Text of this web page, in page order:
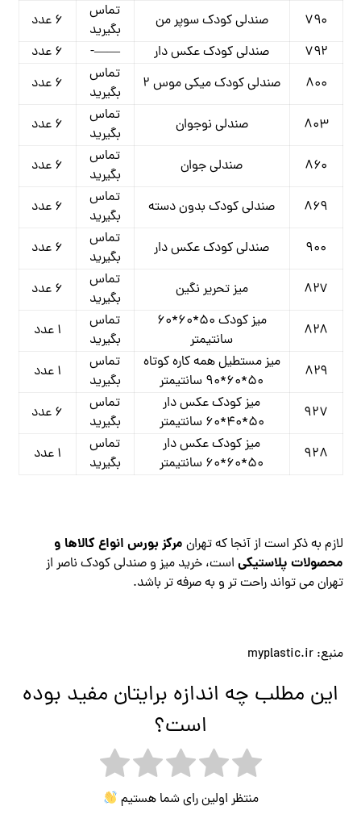
۷۹۰ صندلی کودک سوپر من
تماس
بگیرید
۶ عدد
۷۹۲
صندلی کودک عکس دار ——-
۶ عدد
۸۰۰
صندلی کودک میکی موس ۲
تماس
بگیرید
۶ عدد
۸۰۳ صندلی نوجوان
تماس
بگیرید
۶ عدد
۸۶۰ صندلی جوان
تماس
بگیرید
۶ عدد
۸۶۹ صندلی کودک بدون دسته
تماس
بگیرید
۶ عدد
۹۰۰ صندلی کودک عکس دار
تماس
بگیرید
۶ عدد
۸۲۷ میز تحریر نگین
تماس
بگیرید
۶ عدد
۸۲۸
میز کودک ۵۰*۶۰*۶۰
سانتیمتر
تماس
بگیرید
۱ عدد
۸۲۹
میز مستطیل همه کاره کوتاه
۵۰*۶۰*۹۰ سانتیمتر
تماس
بگیرید
۱ عدد
۹۲۷
میز کودک عکس دار
۵۰*۴۰*۶۰ سانتیمتر
تماس
بگیرید
۶ عدد
۹۲۸
میز کودک عکس دار
۵۰*۶۰*۶۰ سانتیمتر
تماس
بگیرید
۱ عدد
لازم به ذکر است از آنجا که تهران مرکز بورس انواع کالاها و
محصولات پلاستیکی است، خرید میز و صندلی کودک ناصر از
تهران می تواند راحت تر و به صرفه تر باشد.
منبع: myplastic.ir
این مطلب چه اندازه برایتان مفید بوده
است؟
منتظر اولین رای شما هستیم